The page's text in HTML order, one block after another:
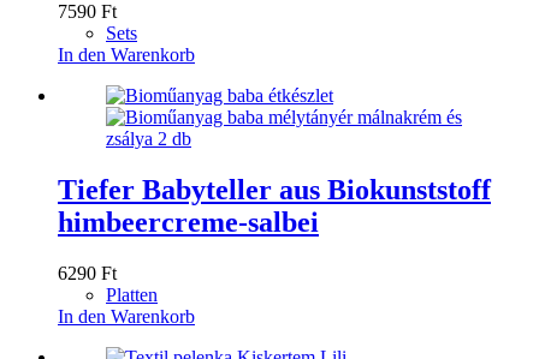
7590 Ft
Sets
In den Warenkorb
Tiefer Babyteller aus Biokunststoff
himbeercreme-salbei
6290 Ft
Platten
In den Warenkorb